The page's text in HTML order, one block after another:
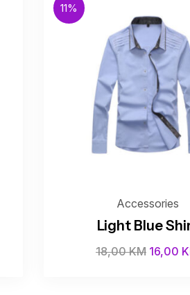
11%
Accessories
Light Blue
18,00KM 16,00